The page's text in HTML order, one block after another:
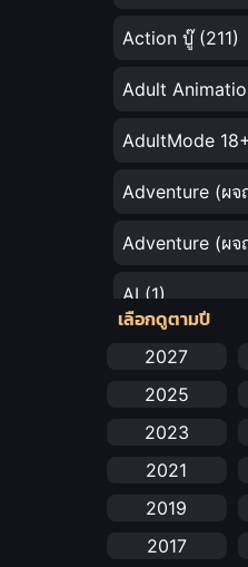
Action บู๊(211)
Adult
AdultMode 18+
Adventure (ผ
Adventure (ผ
AI (1)
Amazon Prime
Anal (ประตูหลัง)
Animation การ์
Animation อนิเม
เลือกดูตามปี
2027
2025
2023
2021
2019
2017